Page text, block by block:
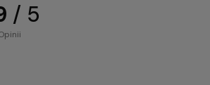
/ 5
opinii